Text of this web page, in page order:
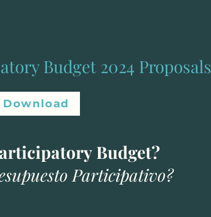
Budget 2024 Proposals
Download
Budget?
Participativo?